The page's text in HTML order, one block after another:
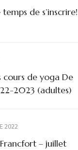
de s’inscrire!
cours de yoga De
2023 (adultes)
2022
– juillet